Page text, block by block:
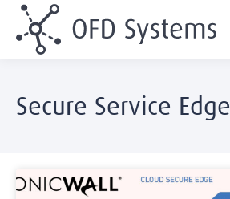
Secure Service Edge